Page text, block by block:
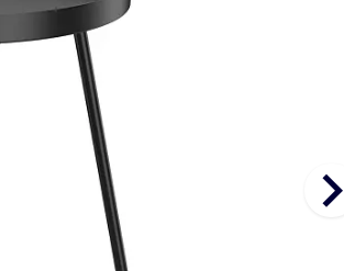
keyboard_arrow_right